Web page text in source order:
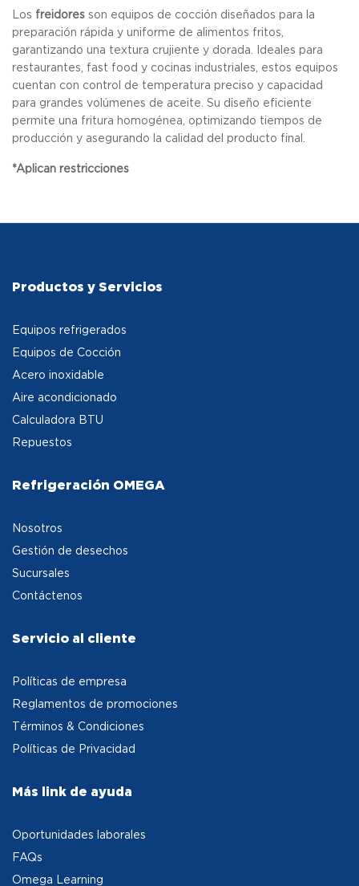
Los freidores son equipos de cocción diseñados para la
preparación rápida y uniforme de alimentos fritos,
garantizando una textura crujiente y dorada. Ideales para
restaurantes, fast food y cocinas industriales, estos equipos
cuentan con control de temperatura preciso y capacidad
para grandes volúmenes de aceite. Su diseño eficiente
permite una fritura homogénea, optimizando tiempos de
producción y asegurando la calidad del producto final.
*Aplican restricciones
Productos y Servicios
Equipos refrigerados
Equipos de Cocción
Acero inoxidable
Aire acondicionado
Calculadora BTU
Repuestos
Refrigeración OMEGA
Nosotros
Gestión de desechos
Sucursales
Contáctenos
Servicio al cliente
Políticas de empresa
Reglamentos de promociones
Términos & Condiciones
Políticas de Privacidad
Más link de ayuda
Oportunidades laborales
FAQs
Omega Learning